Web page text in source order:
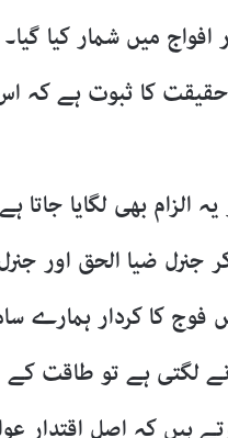
میں شمار کیا گیا۔
کا ثبوت ہے کہ
بھی لگایا جاتا
ضیا الحق اور
کا کردار ہمارے
لگتی ہے تو طاقت کے
ہیں کہ اصل اقتدار